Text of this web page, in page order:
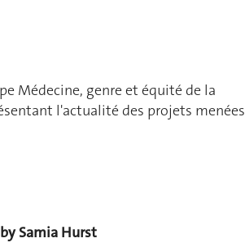
Médecine, genre et équité de la
l'actualité des projets menées
Samia Hurst